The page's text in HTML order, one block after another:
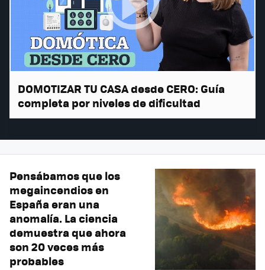
DOMOTIZAR TU CASA desde CERO: Guía
completa por niveles de dificultad
Pensábamos que los
megaincendios en
España eran una
anomalía. La ciencia
demuestra que ahora
son 20 veces más
probables